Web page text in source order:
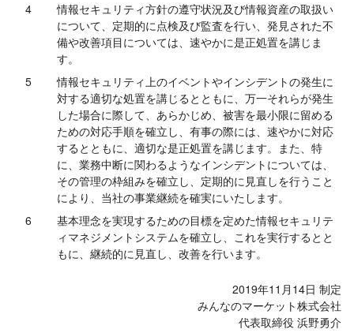
4
情報セキュリティ方針の遵守状況及び情報資産の取扱い
について、定期的に点検及び監査を行い、発見された不
備や改善項目については、速やかに是正処置を講じま
す。
5
情報セキュリティ上のイベントやインシデントの発生に
対する適切な処置を講じるとともに、万一それらが発生
した場合に際して、あらかじめ、被害を最小限に留める
ための対応手順を確立し、有事の際には、速やかに対応
するとともに、適切な是正処置を講じます。また、特
に、業務中断に関わるようなインシデントについては、
その管理の枠組みを確立し、定期的に見直しを行うこと
により、当社の事業継続を確実にいたします。
6
基本理念を実現するための目標を定めた情報セキュリテ
ィマネジメントシステムを確立し、これを実行するとと
もに、継続的に見直し、改善を行います。
2019年11月14日 制定
みんなのマーケット株式会社
代表取締役 浜野勇介